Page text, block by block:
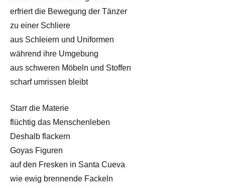
erfriert die Bewegung der Tänzer
zu einer Schliere
aus Schleiern und Uniformen
während ihre Umgebung
aus schweren Möbeln und Stoffen
scharf umrissen bleibt
Starr die Materie
flüchtig das Menschenleben
Deshalb flackern
Goyas Figuren
auf den Fresken in Santa Cueva
wie ewig brennende Fackeln